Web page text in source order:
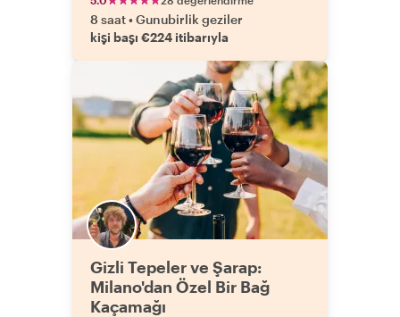
8 saat•Gunubirlik geziler
kişi başı €224 itibarıyla
Gizli Tepeler ve Şarap:
Milano'dan Özel Bir Bağ
Kaçamağı